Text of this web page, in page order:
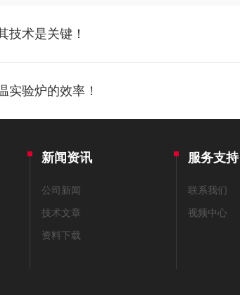
技术是关键！
实验炉的效率！
新闻资讯
公司新闻
技术文章
资料下载
服务支持
联系我们
视频中心